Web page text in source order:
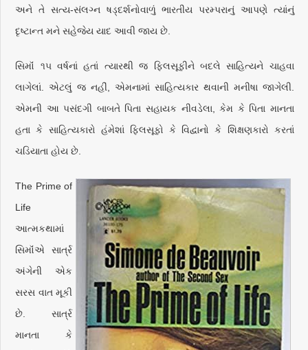
અને તે સત્ય-સંલગ્ન ષડ્દર્શનોવાળું ભારતીય પરમ્પરાનું આપણે ત્યાંનું
દૃષ્ટાન્ત મને સહેજેય યાદ આવી જાય છે.
સિમૉં ૧૫ વર્ષનાં હતાં ત્યારથી જ ફિલસૂફીને બદલે સાહિત્યને ચાહવા
લાગેલાં. એટલું જ નહીં, એમનામાં સાહિત્યકાર થવાની મનીષા જાગેલી.
એમની આ પસંદગી બાબતે પિતા સહાયક નીવડેલા, કેમ કે પિતા માનતા
હતા કે સાહિત્યકારો હંમેશાં ફિલસૂફો કે વિદ્વાનો કે શિક્ષણકારો કરતાં
ચડિયાતા હોય છે.
The Prime of
Life
આત્મકથામાં
સિમૉંએ સાર્ત્ર
અંગેની એક
સરસ વાત મૂકી
છે. સાર્ત્ર
માનતા કે